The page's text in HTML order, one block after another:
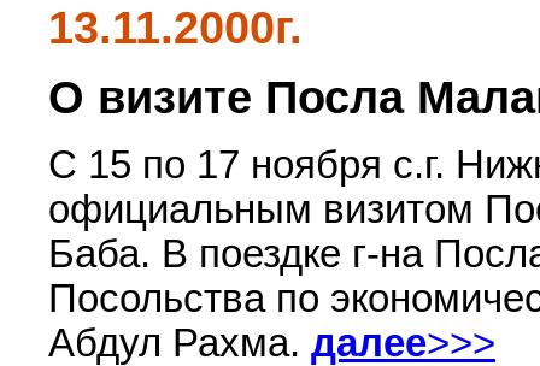
13.11.2000г.
О визите Посла
С 15 по 17 ноября с.г.
официальным визитом
Баба. В поездке г-на
Посольства по
Абдул Рахма. далее>>>